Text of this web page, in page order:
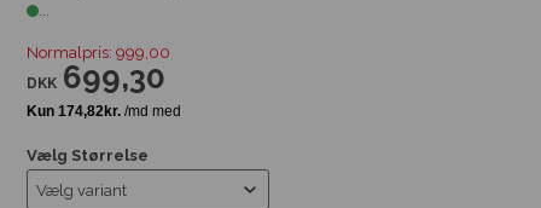
...
Normalpris: 999,00
DKK 699,30
Vælg Størrelse